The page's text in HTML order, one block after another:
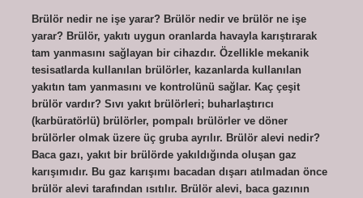
Brülör nedir ne işe yarar? Brülör nedir ve brülör ne işe
yarar? Brülör, yakıtı uygun oranlarda havayla karıştırarak
tam yanmasını sağlayan bir cihazdır. Özellikle mekanik
tesisatlarda kullanılan brülörler, kazanlarda kullanılan
yakıtın tam yanmasını ve kontrolünü sağlar. Kaç çeşit
brülör vardır? Sıvı yakıt brülörleri; buharlaştırıcı
(karbüratörlü) brülörler, pompalı brülörler ve döner
brülörler olmak üzere üç gruba ayrılır. Brülör alevi nedir?
Baca gazı, yakıt bir brülörde yakıldığında oluşan gaz
karışımıdır. Bu gaz karışımı bacadan dışarı atılmadan önce
brülör alevi tarafından ısıtılır. Brülör alevi, baca gazının